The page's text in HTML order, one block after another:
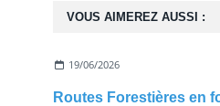
VOUS AIMEREZ AUSSI :
19/06/2026
Routes Forestières en